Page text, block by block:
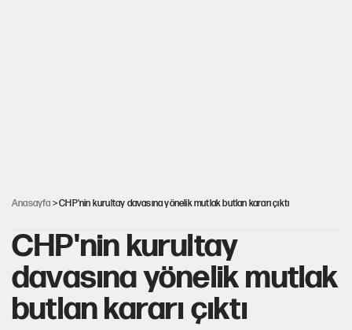
Anasayfa > CHP'nin kurultay davasına yönelik mutlak butlan kararı çıktı
CHP'nin kurultay
davasına yönelik mutlak
butlan kararı çıktı